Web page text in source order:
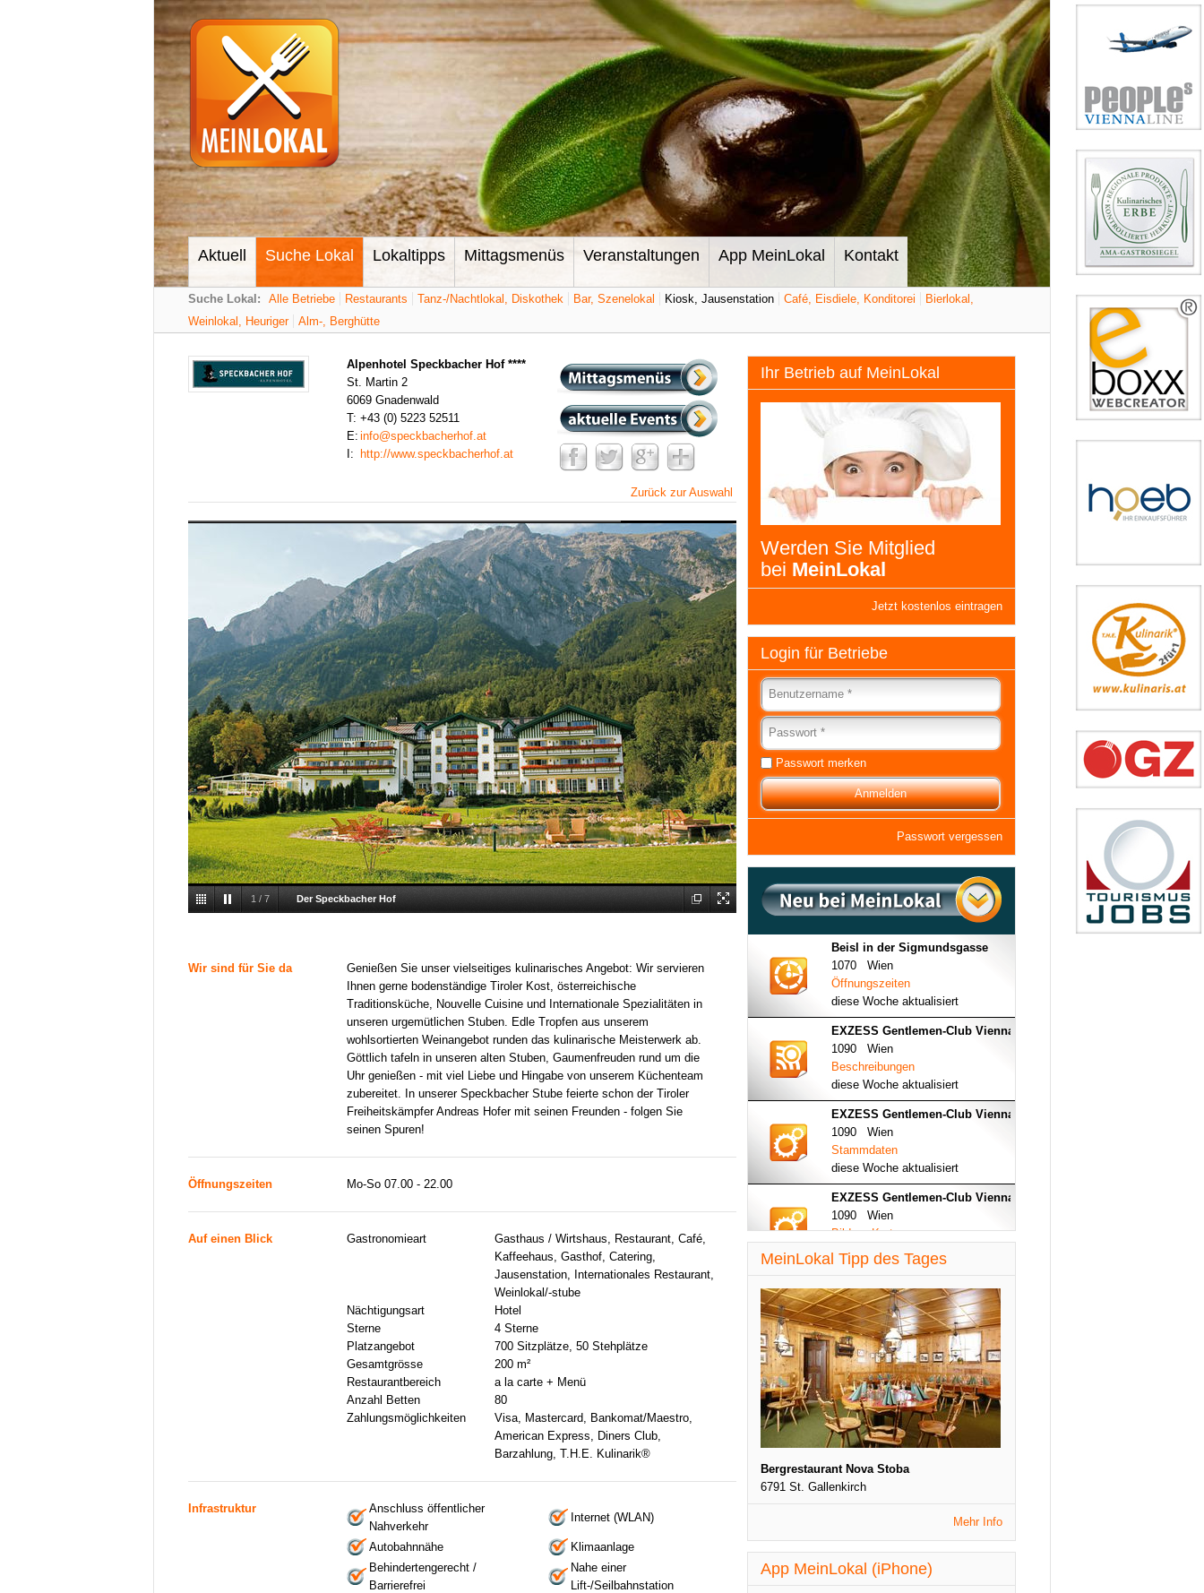
Aktuell Suche Lokal Lokaltipps Mittagsmenüs Veranstaltungen App MeinLokal Kontakt
Suche Lokal: Alle Betriebe Restaurants Tanz-/Nachtlokal, Diskothek Bar, Szenelokal Kiosk, Jausenstation Café, Eisdiele, Konditorei
Bierlokal,
Weinlokal, Heuriger
Alm-, Berghütte
Alpenhotel Speckbacher Hof ****
St. Martin 2
6069 Gnadenwald
T: +43 (0) 5223 52511
E: info@speckbacherhof.at
I:
http://www.speckbacherhof.at
Zurück zur Auswahl
1 / 7 Der Speckbacher Hof
Wir sind für Sie da
Genießen Sie unser vielseitiges kulinarisches Angebot: Wir servieren
Ihnen gerne bodenständige Tiroler Kost, österreichische
Traditionsküche, Nouvelle Cuisine und Internationale Spezialitäten in
unseren urgemütlichen Stuben. Edle Tropfen aus unserem
wohlsortierten Weinangebot runden das kulinarische Meisterwerk ab.
Göttlich tafeln in unseren alten Stuben, Gaumenfreuden rund um die
Uhr genießen - mit viel Liebe und Hingabe von unserem Küchenteam
zubereitet. In unserer Speckbacher Stube feierte schon der Tiroler
Freiheitskämpfer Andreas Hofer mit seinen Freunden - folgen Sie
seinen Spuren!
Öffnungszeiten Mo-So 07.00 - 22.00
Auf einen Blick Gastronomieart
Gasthaus / Wirtshaus, Restaurant, Café,
Kaffeehaus, Gasthof, Catering,
Jausenstation, Internationales Restaurant,
Weinlokal/-stube
Nächtigungsart
Hotel
Sterne
4 Sterne
Platzangebot
700 Sitzplätze, 50 Stehplätze
Gesamtgrösse
200 m²
Restaurantbereich
a la carte + Menü
Anzahl Betten
80
Zahlungsmöglichkeiten
Visa, Mastercard, Bankomat/Maestro,
American Express, Diners Club,
Barzahlung, T.H.E. Kulinarik®
Infrastruktur
Anschluss öffentlicher
Nahverkehr
Internet (WLAN)
Autobahnnähe
Klimaanlage
Behindertengerecht /
Barrierefrei
Nahe einer
Lift-/Seilbahnstation
Ihr Betrieb auf MeinLokal
Werden Sie Mitglied
bei MeinLokal
Jetzt kostenlos eintragen
Login für Betriebe
Passwort merken
Passwort vergessen
Beisl in der Sigmundsgasse
1070 Wien
Öffnungszeiten
diese Woche aktualisiert
EXZESS Gentlemen-Club Vienna
1090 Wien
Beschreibungen
diese Woche aktualisiert
EXZESS Gentlemen-Club Vienna
1090 Wien
Stammdaten
diese Woche aktualisiert
EXZESS Gentlemen-Club Vienna
1090 Wien
Bilder - Karte
diese Woche aktualisiert
1090 Wien
Veranstaltungen
diese Woche aktualisiert
MeinLokal Tipp des Tages
Bergrestaurant Nova Stoba
6791 St. Gallenkirch
Mehr Info
App MeinLokal (iPhone)